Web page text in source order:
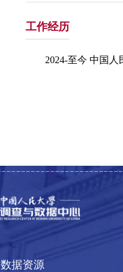
工作经历
2024-至今 中国
数据资源